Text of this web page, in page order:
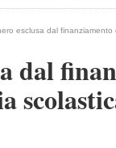
esclusa dal finanziamento
dal